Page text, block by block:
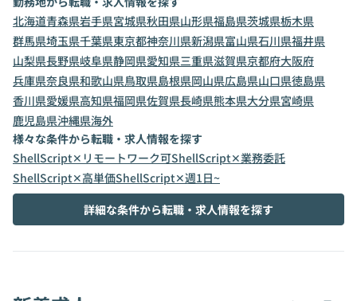
北海道青森県岩手県宮城県秋田県山形県福島県茨城県栃木県
群馬県埼玉県千葉県東京都神奈川県新潟県富山県石川県福井県
山梨県長野県岐阜県静岡県愛知県三重県滋賀県京都府大阪府
兵庫県奈良県和歌山県鳥取県島根県岡山県広島県山口県徳島県
香川県愛媛県高知県福岡県佐賀県長崎県熊本県大分県宮崎県
鹿児島県沖縄県海外
様々な条件から転職・求人情報を探す
ShellScript✕リモートワーク可ShellScript✕業務委託
ShellScript✕高単価ShellScript✕週1日~
詳細な条件から転職・求人情報を探す